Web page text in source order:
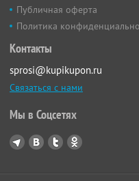
Публичная оферта
Политика
Контакты
sprosi@kupikupon.ru
Связаться с нами
Мы в Соцсетях